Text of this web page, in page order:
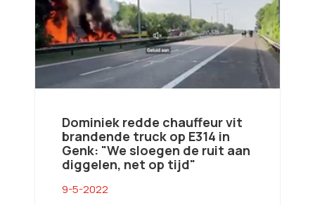
Dominiek redde chauffeur vit
brandende truck op E314 in
Genk: "We sloegen de ruit aan
diggelen, net op tijd"
9-5-2022